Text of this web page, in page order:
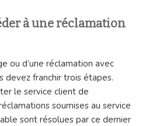
à une réclamation
ou d’une réclamation avec
devez franchir trois étapes.
le service client de
soumises au service
sont résolues par ce dernier